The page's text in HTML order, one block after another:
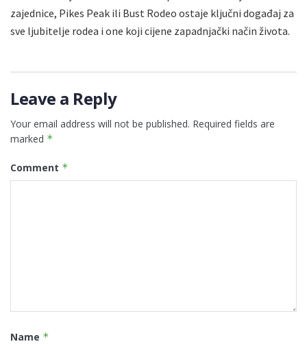
zajednice, Pikes Peak ili Bust Rodeo ostaje ključni događaj za
sve ljubitelje rodea i one koji cijene zapadnjački način života.
Leave a Reply
Your email address will not be published. Required fields are
marked *
Comment *
Name *